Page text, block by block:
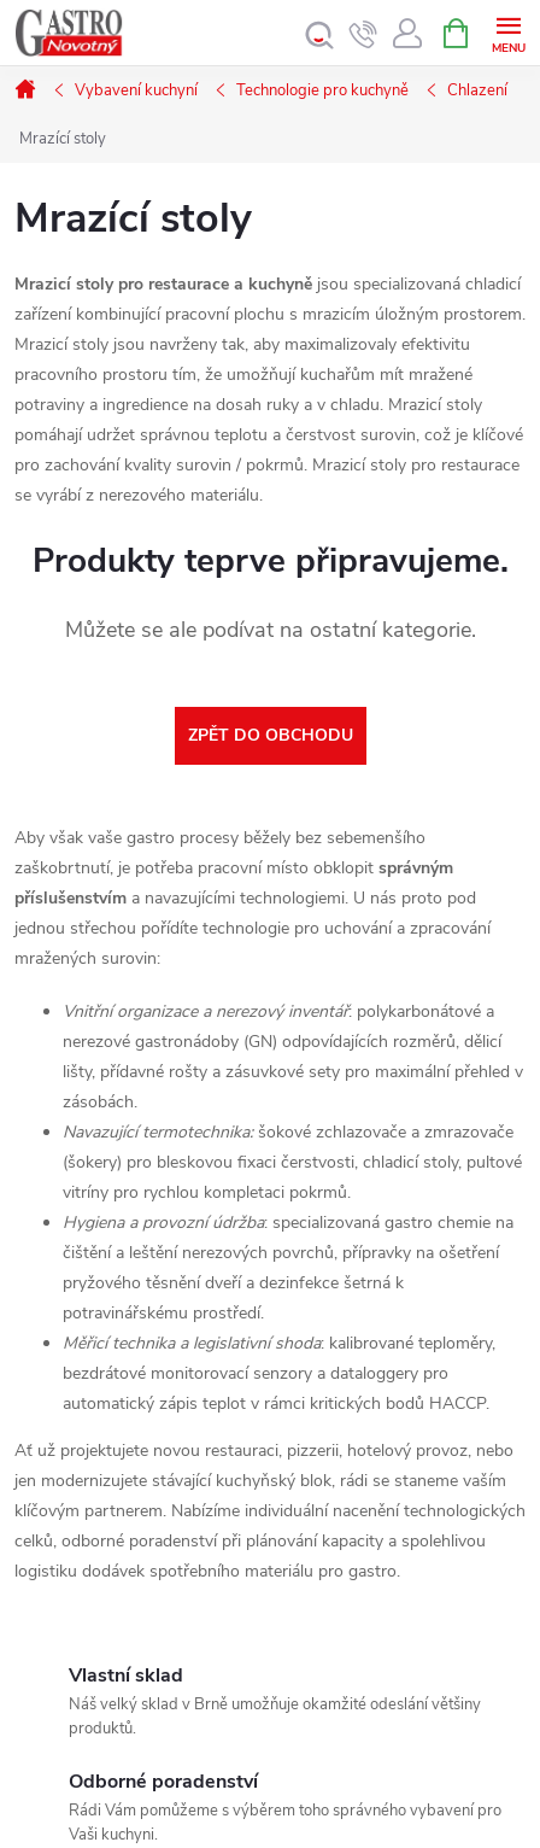
Přejít
na
obsah
NÁKUPNÍ
KOŠÍK
DomůVybavení kuchyní Technologie pro kuchyně Chlazení
Mrazící stoly
Mrazící stoly
Mrazicí stoly pro restaurace a kuchyně jsou specializovaná chladicí
zařízení kombinující pracovní plochu s mrazicím úložným prostorem.
Mrazicí stoly jsou navrženy tak, aby maximalizovaly efektivitu
pracovního prostoru tím, že umožňují kuchařům mít mražené
potraviny a ingredience na dosah ruky a v chladu. Mrazicí stoly
pomáhají udržet správnou teplotu a čerstvost surovin, což je klíčové
pro zachování kvality surovin / pokrmů. Mrazicí stoly pro restaurace
se vyrábí z nerezového materiálu.
Produkty teprve připravujeme.
Můžete se ale podívat na ostatní kategorie.
ZPĚT DO OBCHODU
Aby však vaše gastro procesy běžely bez sebemenšího
zaškobrtnutí, je potřeba pracovní místo obklopit správným
příslušenstvím a navazujícími technologiemi. U nás proto pod
jednou střechou pořídíte technologie pro uchování a zpracování
mražených surovin:
Vnitřní organizace a nerezový inventář: polykarbonátové a
nerezové gastronádoby (GN) odpovídajících rozměrů, dělicí
lišty, přídavné rošty a zásuvkové sety pro maximální přehled v
zásobách.
Navazující termotechnika:šokové zchlazovače a zmrazovače
(šokery) pro bleskovou fixaci čerstvosti, chladicí stoly, pultové
vitríny pro rychlou kompletaci pokrmů.
Hygiena a provozní údržba: specializovaná gastro chemie na
čištění a leštění nerezových povrchů, přípravky na ošetření
pryžového těsnění dveří a dezinfekce šetrná k
potravinářskému prostředí.
Měřicí technika a legislativní shoda: kalibrované teploměry,
bezdrátové monitorovací senzory a dataloggery pro
automatický zápis teplot v rámci kritických bodů HACCP.
Ať už projektujete novou restauraci, pizzerii, hotelový provoz, nebo
jen modernizujete stávající kuchyňský blok, rádi se staneme vaším
klíčovým partnerem. Nabízíme individuální nacenění technologických
celků, odborné poradenství při plánování kapacity a spolehlivou
logistiku dodávek spotřebního materiálu pro gastro.
Vlastní sklad
Náš velký sklad v Brně umožňuje okamžité odeslání většiny
produktů.
Odborné poradenství
Rádi Vám pomůžeme s výběrem toho správného vybavení pro
Vaši kuchyni.